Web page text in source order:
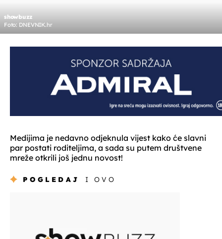
showbuzz
Foto: DNEVNIK.hr
Medijima je nedavno odjeknula vijest kako će slavni
par postati roditeljima, a sada su putem društvene
mreže otkrili još jednu novost!
POGLEDAJ I OVO